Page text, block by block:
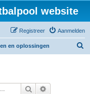
website
Aanmelden
Registreer
en oplossingen
Zoek